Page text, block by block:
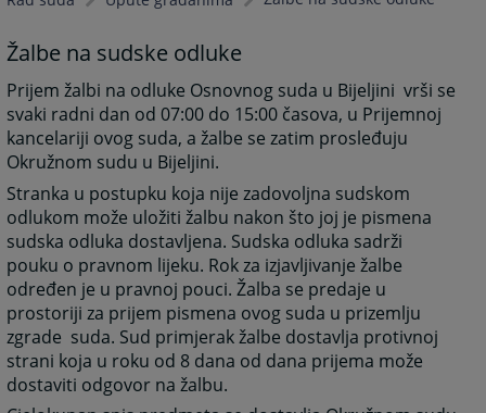
Žalbe na sudske odluke
Prijem žalbi na odluke Osnovnog suda u Bijeljini vrši se
svaki radni dan od 07:00 do 15:00 časova, u Prijemnoj
kancelariji ovog suda, a žalbe se zatim prosleđuju
Okružnom sudu u Bijeljini.
Stranka u postupku koja nije zadovoljna sudskom
odlukom može uložiti žalbu nakon što joj je pismena
sudska odluka dostavljena. Sudska odluka sadrži
pouku o pravnom lijeku. Rok za izjavljivanje žalbe
određen je u pravnoj pouci. Žalba se predaje u
prostoriji za prijem pismena ovog suda u prizemlju
zgrade suda. Sud primjerak žalbe dostavlja protivnoj
strani koja u roku od 8 dana od dana prijema može
dostaviti odgovor na žalbu.